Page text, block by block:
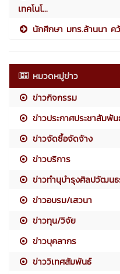
เทคโนโ...
นักศึกษา มทร.ล้านนา ค
หมวดหมู่ข่าว
ข่าวกิจกรรม
ข่าวประกาศประชาสัมพั
ข่าวจัดซื้อจัดจ้าง
ข่าวบริการ
ข่าวทำนุบำรุงศิลปวัฒน
ข่าวอบรม/เสวนา
ข่าวทุน/วิจัย
ข่าวบุคลากร
ข่าววิเทศสัมพันธ์